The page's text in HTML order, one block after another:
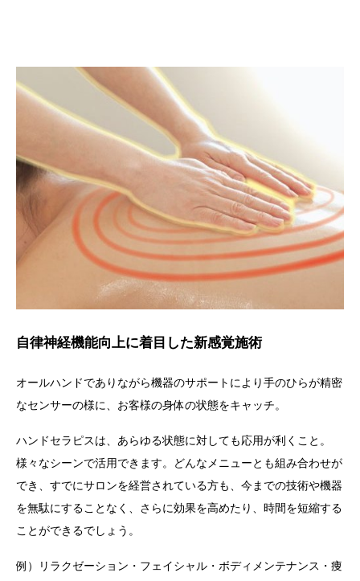
自律神経機能向上に着目した新感覚施術
オールハンドでありながら機器のサポートにより手のひらが精密
なセンサーの様に、お客様の身体の状態をキャッチ。
ハンドセラピスは、あらゆる状態に対しても応用が利くこと。
様々なシーンで活用できます。
どんなメニューとも組み合わせが
でき、すでにサロンを経営されている方も、今までの技術や機器
を無駄にすることなく、さらに効果を高めたり、時間を短縮する
ことができるでしょう。
例）リラクゼーション・フェイシャル・ボディメンテナンス・痩